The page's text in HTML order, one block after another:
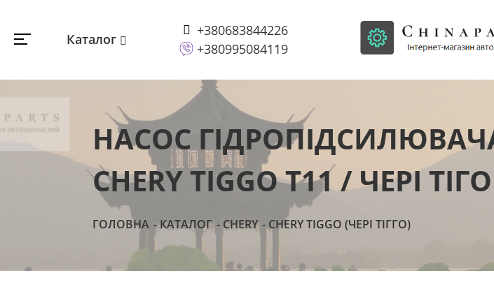
Каталог
+380683844226
+380995084119
НАСОС
CHERY TIGGO Т11 / ЧЕРІ
ГОЛОВНА КАТАЛОГ CHERY CHERY TIGGO (ЧЕРІ ТІГГО)